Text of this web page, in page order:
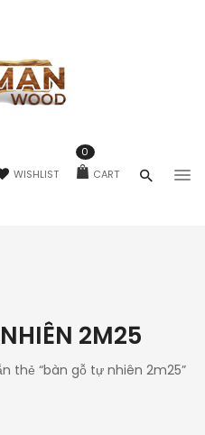
WISHLIST CART
0
2M25
thẻ “bàn gỗ tự nhiên 2m25”